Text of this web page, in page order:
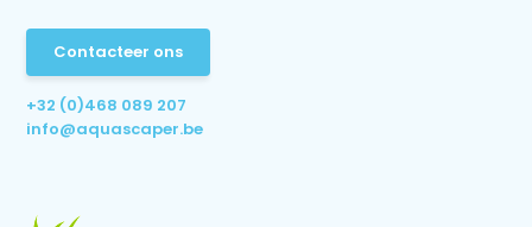
Contacteer ons
+32 (0)468 089 207
info@aquascaper.be